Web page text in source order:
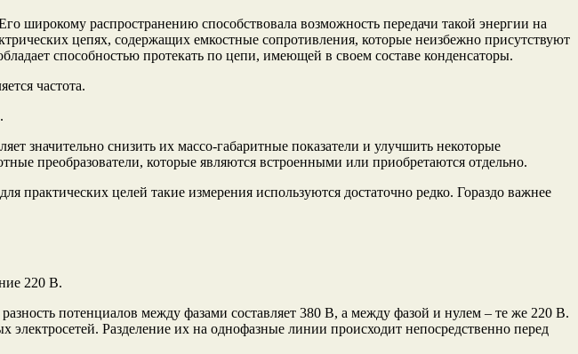
широкому распространению способствовала возможность передачи такой энергии на
цепях, содержащих емкостные сопротивления, которые неизбежно присутствуют
способностью протекать по цепи, имеющей в своем составе конденсаторы.
частота.
значительно снизить их массо-габаритные показатели и улучшить некоторые
преобразователи, которые являются встроенными или приобретаются отдельно.
практических целей такие измерения используются достаточно редко. Гораздо важнее
220 В.
потенциалов между фазами составляет 380 В, а между фазой и нулем – те же 220 В.
электросетей. Разделение их на однофазные линии происходит непосредственно перед